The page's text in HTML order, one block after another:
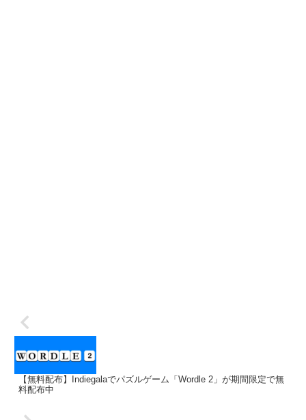
【無料配布】Indiegalaでパズルゲーム「Wordle 2」が期間限定で無
料配布中